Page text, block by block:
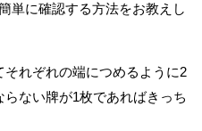
単に確認する方法をお教えし
れぞれの端につめるように2
ない牌が1枚であればきっち